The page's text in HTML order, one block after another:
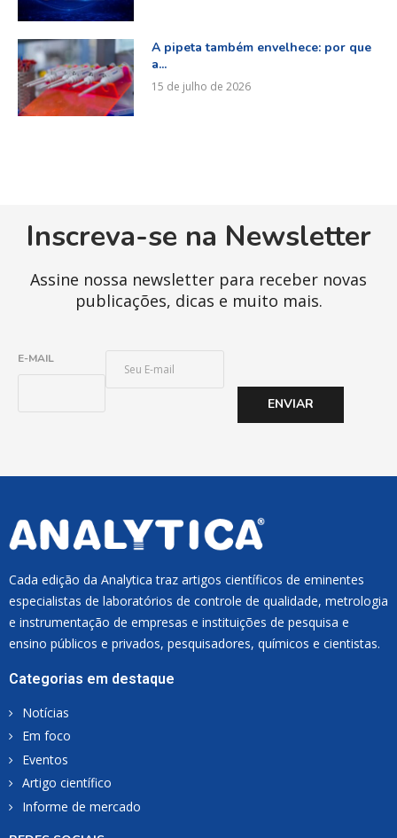
A pipeta também envelhece: por que
a...
15 de julho de 2026
Inscreva-se na Newsletter
Assine nossa newsletter para receber novas
publicações, dicas e muito mais.
E-MAIL
ENVIAR
Cada edição da Analytica traz artigos científicos de eminentes
especialistas de laboratórios de controle de qualidade, metrologia
e instrumentação de empresas e instituições de pesquisa e
ensino públicos e privados, pesquisadores, químicos e cientistas.
Categorias em destaque
Notícias
Em foco
Eventos
Artigo científico
Informe de mercado